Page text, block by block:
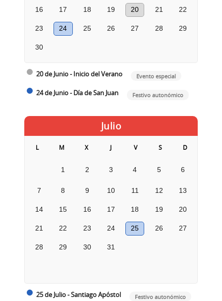
16 17 18 19 20 21 22
23 24 25 26 27 28 29
30
20 de Junio - Inicio del Verano Evento especial
24 de Junio - Día de San Juan Festivo autonómico
Julio
L M X J V S D
1 2 3 4 5 6
7 8 9 10 11 12 13
14 15 16 17 18 19 20
21 22 23 24 25 26 27
28 29 30 31
25 de Julio - Santiago Apóstol Festivo autonómico